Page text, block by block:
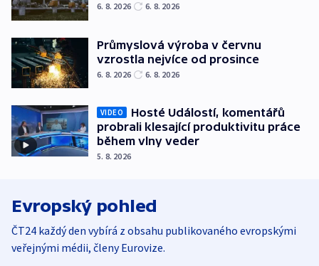
6. 8. 2026 6. 8. 2026
Průmyslová výroba v červnu
vzrostla nejvíce od prosince
6. 8. 2026 6. 8. 2026
VIDEO
Hosté Událostí, komentářů
probrali klesající produktivitu práce
během vlny veder
5. 8. 2026
Evropský pohled
ČT24 každý den vybírá z obsahu publikovaného evropskými
veřejnými médii, členy Eurovize.